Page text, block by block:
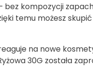
bez kompozycji
temu możesz
na nowe
30G została